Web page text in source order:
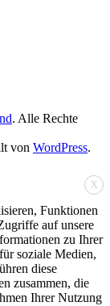
. Alle Rechte
von WordPress.
X
Funktionen
auf unsere
zu Ihrer
soziale Medien,
diese
zusammen, die
Ihrer Nutzung